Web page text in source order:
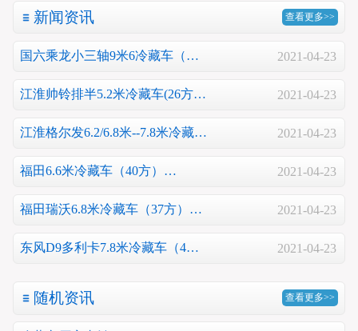
新闻资讯 查看更多>>
国六乘龙小三轴9米6冷藏车（… 2021-04-23
江淮帅铃排半5.2米冷藏车(26方… 2021-04-23
江淮格尔发6.2/6.8米--7.8米冷藏… 2021-04-23
福田6.6米冷藏车（40方）… 2021-04-23
福田瑞沃6.8米冷藏车（37方）… 2021-04-23
东风D9多利卡7.8米冷藏车（4… 2021-04-23
随机资讯 查看更多>>